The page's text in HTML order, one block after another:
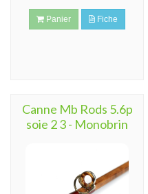
Panier Fiche
Canne Mb Rods 5.6p
soie 2 3 - Monobrin